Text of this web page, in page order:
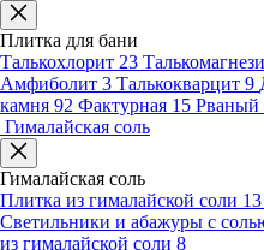
Плитка для бани
Талькохлорит 23
Амфиболит 3 Талькокварцит 9
камня 92 Фактурная 15 Рваный
Гималайская соль
Гималайская соль
Плитка из гималайской соли 13
Светильники и абажуры с
из гималайской соли 8